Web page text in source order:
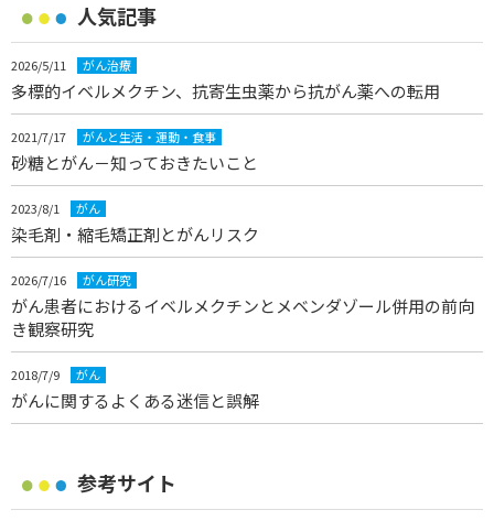
人気記事
2026/5/11 がん治療
多標的イベルメクチン、抗寄生虫薬から抗がん薬への転用
2021/7/17 がんと生活・運動・食事
砂糖とがん－知っておきたいこと
2023/8/1 がん
染毛剤・縮毛矯正剤とがんリスク
2026/7/16 がん研究
がん患者におけるイベルメクチンとメベンダゾール併用の前向
き観察研究
2018/7/9 がん
がんに関するよくある迷信と誤解
参考サイト